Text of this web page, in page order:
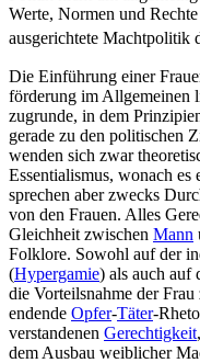
Werte, Normen und
ausgerichtete Machtpolitik
Die Einführung einer
förderung im Allgemeinen
zugrunde, in dem
gerade zu den politischen
wenden sich zwar
Essentialismus, wonach es
sprechen aber zwecks
von den Frauen. Alles
Gleichheit zwischen Mann
Folklore. Sowohl auf der
(Hypergamie) als auch auf
die Vorteilsnahme der
endende Opfer-Täter-
verstandenen Gerechtigkeit
dem Ausbau weiblicher